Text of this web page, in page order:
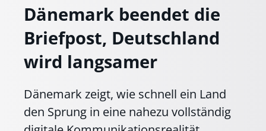
Dänemark beendet die
Briefpost, Deutschland
wird langsamer
Dänemark zeigt, wie schnell ein Land
den Sprung in eine nahezu vollständig